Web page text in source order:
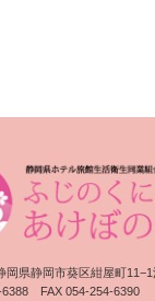
岡県静岡市葵区紺屋町
6388 FAX 054-254-6390